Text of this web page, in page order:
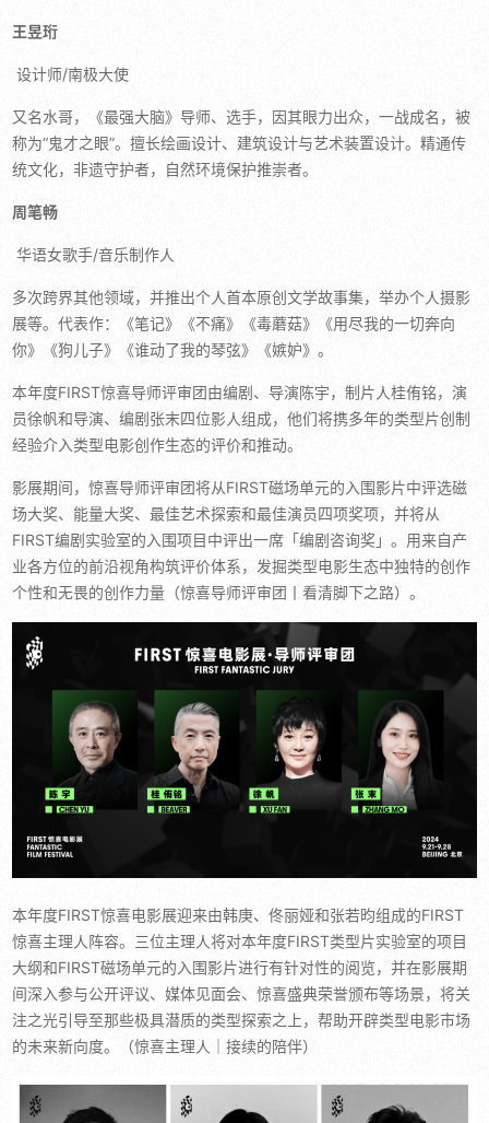
王昱珩
设计师/南极大使
又名水哥，《最强大脑》导师、选手，因其眼力出众，一战成名，被
称为“鬼才之眼”。擅长绘画设计、建筑设计与艺术装置设计。精通传
统文化，非遗守护者，自然环境保护推崇者。
周笔畅
华语女歌手/音乐制作人
多次跨界其他领域，并推出个人首本原创文学故事集，举办个人摄影
展等。代表作：《笔记》《不痛》《毒蘑菇》《用尽我的一切奔向
你》《狗儿子》《谁动了我的琴弦》《嫉妒》。
本年度FIRST惊喜导师评审团由编剧、导演陈宇，制片人桂侑铭，演
员徐帆和导演、编剧张末四位影人组成，他们将携多年的类型片创制
经验介入类型电影创作生态的评价和推动。
影展期间，惊喜导师评审团将从FIRST磁场单元的入围影片中评选磁
场大奖、能量大奖、最佳艺术探索和最佳演员四项奖项，并将从
FIRST编剧实验室的入围项目中评出一席「编剧咨询奖」。用来自产
业各方位的前沿视角构筑评价体系，发掘类型电影生态中独特的创作
个性和无畏的创作力量（惊喜导师评审团丨看清脚下之路）。
本年度FIRST惊喜电影展迎来由韩庚、佟丽娅和张若昀组成的FIRST
惊喜主理人阵容。三位主理人将对本年度FIRST类型片实验室的项目
大纲和FIRST磁场单元的入围影片进行有针对性的阅览，并在影展期
间深入参与公开评议、媒体见面会、惊喜盛典荣誉颁布等场景，将关
注之光引导至那些极具潜质的类型探索之上，帮助开辟类型电影市场
的未来新向度。（惊喜主理人｜接续的陪伴）